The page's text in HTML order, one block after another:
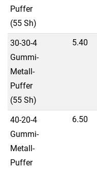
Puffer
(55 Sh)
30-30-4
Gummi-
Metall-
Puffer
(55 Sh)
5.40
40-20-4
Gummi-
Metall-
Puffer
6.50